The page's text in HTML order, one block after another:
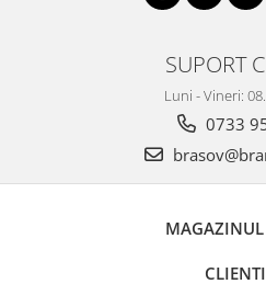
SUPORT
Luni - Vineri:
0733
CLIENTI